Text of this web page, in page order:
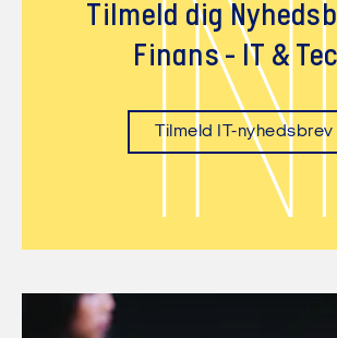
Tilmeld dig
Finans - IT &
Tilmeld IT-nyhedsbrev